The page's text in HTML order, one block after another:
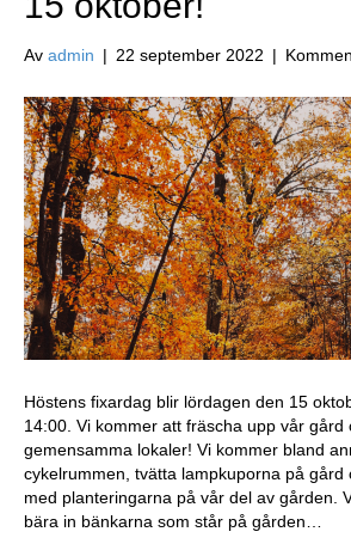
Av admin | 22 september 2022 |
Höstens fixardag blir lördagen den 15
14:00. Vi kommer att fräscha upp vår gård
gemensamma lokaler! Vi kommer bland
cykelrummen, tvätta lampkuporna på gård
med planteringarna på vår del av gården.
bära in bänkarna som står på gården…